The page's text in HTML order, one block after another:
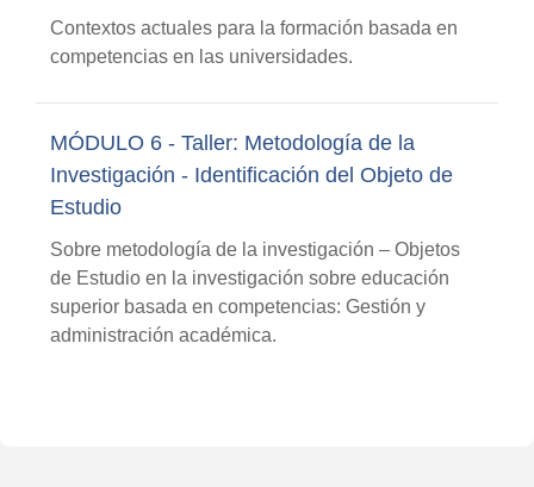
Contextos actuales para la formación basada en
competencias en las universidades.
MÓDULO 6 - Taller: Metodología de la
Investigación - Identificación del Objeto de
Estudio
Sobre metodología de la investigación – Objetos
de Estudio en la investigación sobre educación
superior basada en competencias: Gestión y
administración académica.